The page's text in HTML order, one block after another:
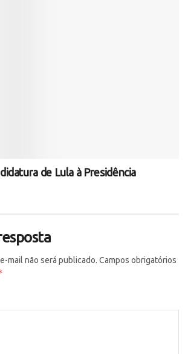
de Lula à Presidência
mail não será publicado. Campos obrigatórios